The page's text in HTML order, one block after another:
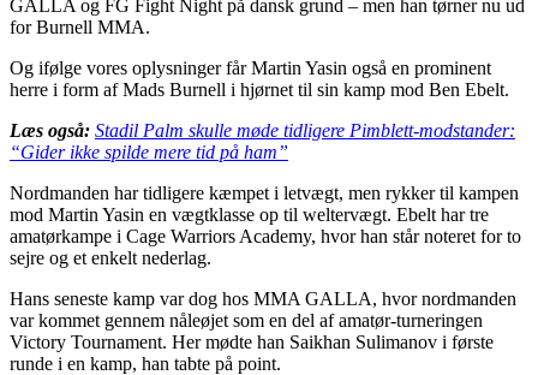
GALLA og FG Fight Night på dansk grund – men han tørner nu ud
for Burnell MMA.
Og ifølge vores oplysninger får Martin Yasin også en prominent
herre i form af Mads Burnell i hjørnet til sin kamp mod Ben Ebelt.
Læs også: Stadil Palm skulle møde tidligere Pimblett-modstander:
“Gider ikke spilde mere tid på ham”
Nordmanden har tidligere kæmpet i letvægt, men rykker til kampen
mod Martin Yasin en vægtklasse op til weltervægt. Ebelt har tre
amatørkampe i Cage Warriors Academy, hvor han står noteret for to
sejre og et enkelt nederlag.
Hans seneste kamp var dog hos MMA GALLA, hvor nordmanden
var kommet gennem nåleøjet som en del af amatør-turneringen
Victory Tournament. Her mødte han Saikhan Sulimanov i første
runde i en kamp, han tabte på point.